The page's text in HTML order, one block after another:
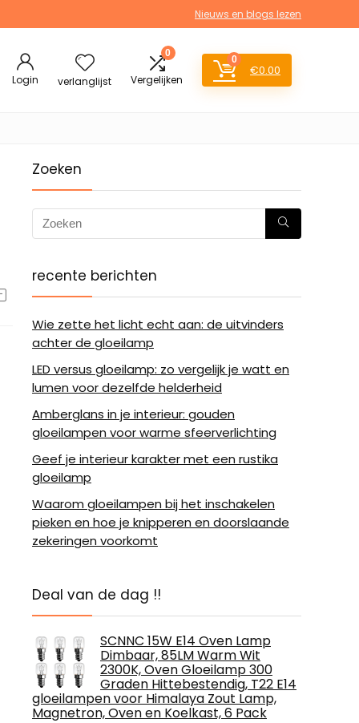
Nieuws en blogs lezen
Login verlanglijst
0
Vergelijken
0
€0.00
Zoeken
recente berichten
Wie zette het licht echt aan: de uitvinders
achter de gloeilamp
LED versus gloeilamp: zo vergelijk je watt en
lumen voor dezelfde helderheid
Amberglans in je interieur: gouden
gloeilampen voor warme sfeerverlichting
Geef je interieur karakter met een rustika
gloeilamp
Waarom gloeilampen bij het inschakelen
pieken en hoe je knipperen en doorslaande
zekeringen voorkomt
Deal van de dag !!
SCNNC 15W E14 Oven Lamp
Dimbaar, 85LM Warm Wit
2300K, Oven Gloeilamp 300
Graden Hittebestendig, T22 E14
gloeilampen voor Himalaya Zout Lamp,
Magnetron, Oven en Koelkast, 6 Pack